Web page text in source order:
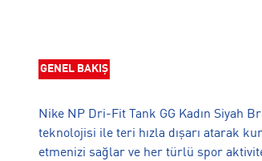
GENEL BAKIŞ
Nike NP Dri-Fit Tank GG Kadın Siyah
teknolojisi ile teri hızla dışarı atarak
etmenizi sağlar ve her türlü spor